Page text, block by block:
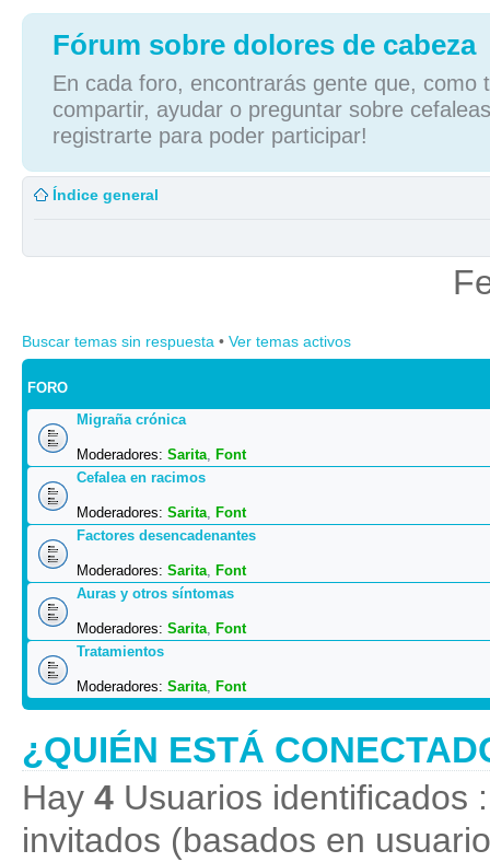
Fórum sobre dolores de cabeza
En cada foro, encontrarás gente que, como
compartir, ayudar o preguntar sobre
registrarte para poder participar!
Índice general
Buscar temas sin respuesta • Ver temas activos
FORO
Migraña crónica
Moderadores: Sarita, Font
Cefalea en racimos
Moderadores: Sarita, Font
Factores desencadenantes
Moderadores: Sarita, Font
Auras y otros síntomas
Moderadores: Sarita, Font
Tratamientos
Moderadores: Sarita, Font
¿QUIÉN ESTÁ
Hay 4 Usuarios identificados
invitados (basados en